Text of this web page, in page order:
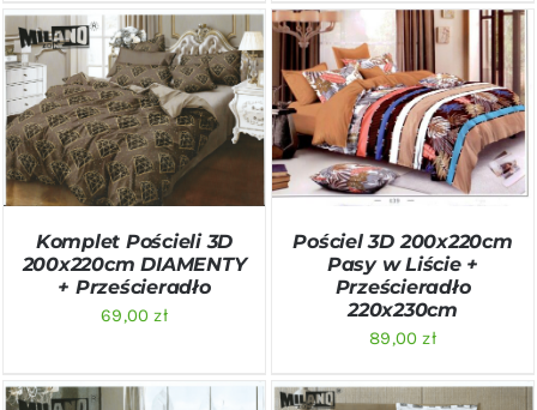
DODAJ DO KOSZYKA
/
SZCZEGÓŁY
Komplet Pościeli 3D
200x220cm DIAMENTY
+ Prześcieradło
69,00zł
DODAJ DO KOSZYKA
/
SZCZEGÓŁY
Pościel 3D 200x220cm
Pasy w Liście +
Prześcieradło
220x230cm
89,00zł